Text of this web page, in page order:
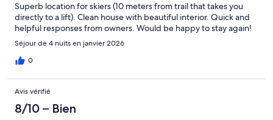
Superb location for skiers (10 meters from trail that takes you
directly to a lift). Clean house with beautiful interior. Quick and
helpful responses from owners. Would be happy to stay again!
Séjour de 4 nuits en janvier 2026
0
Avis vérifié
8/10 – Bien